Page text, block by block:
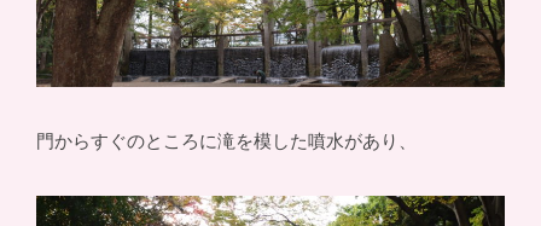
門からすぐのところに滝を模した噴水があり、